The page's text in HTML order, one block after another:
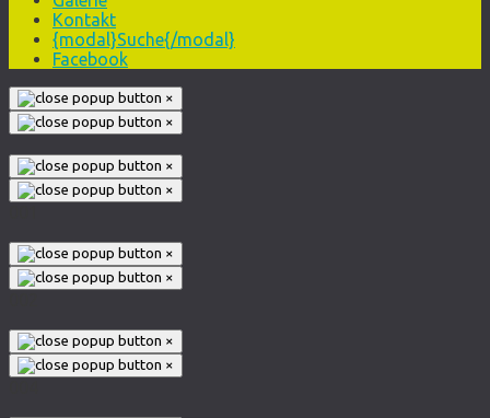
Kontakt
{modal}Suche{/modal}
Facebook
×
×
×
×
×
×
×
×